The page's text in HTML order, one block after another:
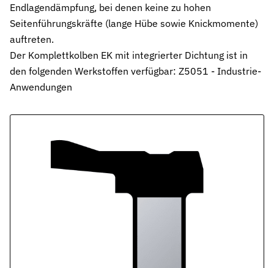
Pneumatikdichtungen
Zuverlässige Dichtungslösungen für Pneumatikzylinder
Statische Dichtungen
Langlebige Dichtungen für statische Anwendungen in
Dynamische Dichtungen
Effiziente Dichtungslösungen für dynamische Anwendungen
Parker O-Lube und S-Lube für Elastomerdichtungen
Endlagendämpfung, bei denen keine zu hohen
Seitenführungskräfte (lange Hübe sowie Knickmomente)
auftreten.
Der Komplettkolben EK mit integrierter Dichtung ist in
den folgenden Werkstoffen verfügbar: Z5051 - Industrie-
Anwendungen